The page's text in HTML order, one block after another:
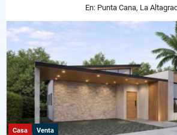
En: Punta Cana, La
Casa Venta